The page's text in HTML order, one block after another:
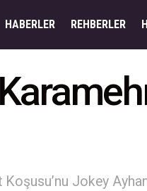
HABERLER REHBERLER
Jokey